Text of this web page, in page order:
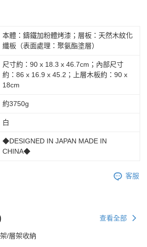
本體：鑄鐵加粉體烤漆；層板：天然木紋化
纖板（表面處理：聚氨酯塗層）
尺寸約：90 x 18.3 x 46.7cm；內部尺寸
約：86 x 16.9 x 45.2；上層木板約：90 x
18cm
約3750g
白
◆DESIGNED IN JAPAN MADE IN
CHINA◆
客服
查看全部
/層架收納